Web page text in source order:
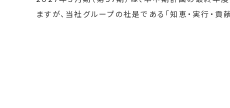
ますが、当社グループの社是である「知恵・実行・